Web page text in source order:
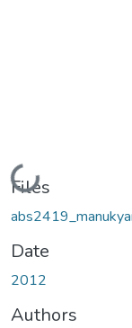
Loading...
Files
Date
2012
Authors